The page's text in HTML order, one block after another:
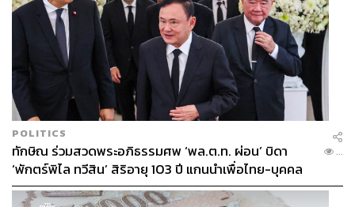
POLITICS
ทักษิณ ร่วมสวดพระอภิธรรมศพ ‘พล.ต.ท. ผ่อน’ บิดา
‘พักตร์พิไล ทวีสิน’ สิริอายุ 103 ปี แกนนำเพื่อไทย-บุคคล
หลากวงการร่วมอาลัย
...